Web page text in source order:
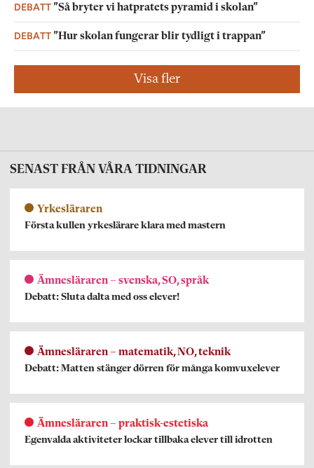
DEBATT”Så bryter vi hatpratets pyramid i skolan”
DEBATT”Hur skolan fungerar blir tydligt i trappan”
Visa fler
SENAST FRÅN VÅRA TIDNINGAR
Yrkesläraren
Första kullen yrkeslärare klara med mastern
Ämnesläraren – svenska, SO, språk
Debatt: Sluta dalta med oss elever!
Ämnesläraren – matematik, NO, teknik
Debatt: Matten stänger dörren för många komvuxelever
Ämnesläraren – praktisk-estetiska
Egenvalda aktiviteter lockar tillbaka elever till idrotten